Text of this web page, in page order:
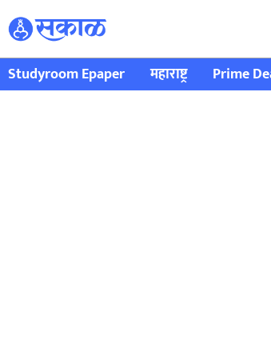
Studyroom Epaper महाराष्ट्र Prime